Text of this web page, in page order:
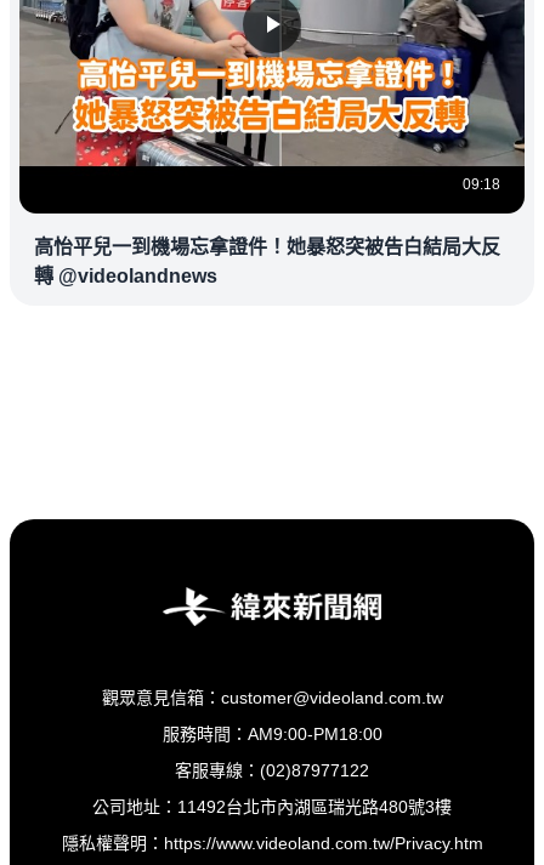
09:18
高怡平兒一到機場忘拿證件！她暴怒突被告白結局大反
轉 @videolandnews
觀眾意見信箱：customer@videoland.com.tw
服務時間：AM9:00-PM18:00
客服專線：(02)87977122
公司地址：11492台北市內湖區瑞光路480號3樓
隱私權聲明： https://www.videoland.com.tw/Privacy.htm